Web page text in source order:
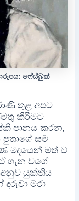
ෆේස්බුක්
තුළ අපට
කිරීමට
පානය කරන,
සම
මදයෙන් මත් ව
ගැන වගේ
අනුව යුක්තිය
මරා